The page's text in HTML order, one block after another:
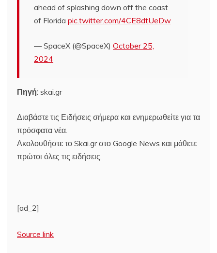
ahead of splashing down off the coast
of Florida pic.twitter.com/4CE8dtUeDw
— SpaceX (@SpaceX) October 25,
2024
Πηγή: skai.gr
Διαβάστε τις Ειδήσεις σήμερα και ενημερωθείτε για τα
πρόσφατα νέα.
Ακολουθήστε το Skai.gr στο Google News και μάθετε
πρώτοι όλες τις ειδήσεις.
[ad_2]
Source link